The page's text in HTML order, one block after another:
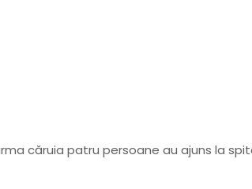
căruia patru persoane au ajuns la